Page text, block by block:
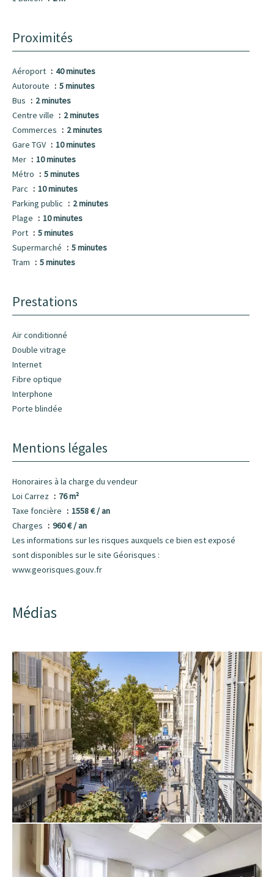
Proximités
Aéroport
40 minutes
Autoroute
5 minutes
Bus
2 minutes
Centre ville
2 minutes
Commerces
2 minutes
Gare TGV
10 minutes
Mer
10 minutes
Métro
5 minutes
Parc
10 minutes
Parking public
2 minutes
Plage
10 minutes
Port
5 minutes
Supermarché
5 minutes
Tram
5 minutes
Prestations
Air conditionné
Double vitrage
Internet
Fibre optique
Interphone
Porte blindée
Mentions légales
Honoraires à la charge du vendeur
Loi Carrez
76 m²
Taxe foncière
1558 € / an
Charges
960 € / an
Les informations sur les risques auxquels ce bien est exposé
sont disponibles sur le site Géorisques :
www.georisques.gouv.fr
Médias